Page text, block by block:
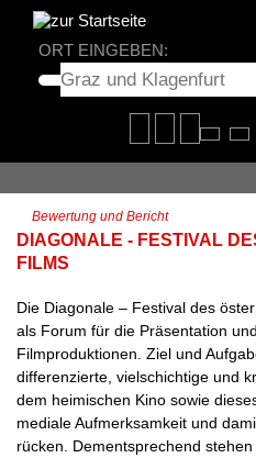
ORT EINGEBEN:
Bewertung und Bericht
DIAGONALE - FESTIVAL
FILMS
Die Diagonale – Festival des
als Forum für die Präsentation
Filmproduktionen. Ziel und
differenzierte, vielschichtige und
dem heimischen Kino sowie
mediale Aufmerksamkeit und
rücken. Dementsprechend